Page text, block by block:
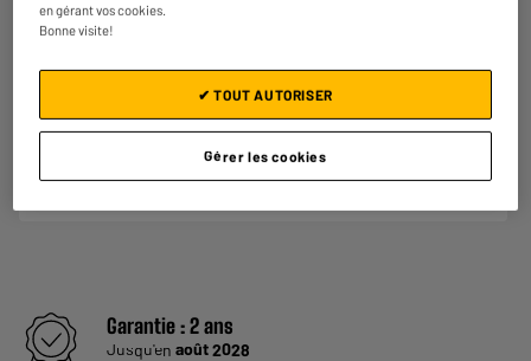
Alimentation
Garantie :2 ans
Jusqu'en août 2028
en gérant vos cookies.
Bonne visite!
Gérer les cookies
✔ TOUT AUTORISER